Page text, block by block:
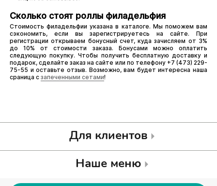
Сколько стоят роллы филадельфия
Стоимость филадельфии указана в каталоге. Мы поможем вам
сэкономить, если вы зарегистрируетесь на сайте. При
регистрации открываем бонусный счет, куда зачисляем от 3%
до 10% от стоимости заказа. Бонусами можно оплатить
следующую покупку. Чтобы получить бесплатную доставку и
подарок, сделайте заказ на сайте или по телефону +7 (473) 229-
75-55 и оставьте отзыв. Возможно, вам будет интересна наша
сраница с запеченными сетами!
Для клиентов
Наше меню